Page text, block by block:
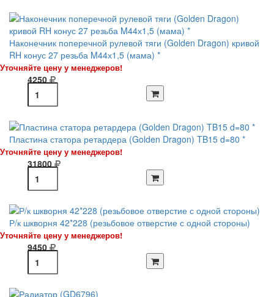
Наконечник поперечной рулевой тяги (Golden Dragon) кривой
RH конус 27 резьба M44х1,5 (мама) *
Уточняйте цену у менеджеров!
4250
Пластина статора ретардера (Golden Dragon) TB15 d=80 *
Уточняйте цену у менеджеров!
31800
Р/к шкворня 42*228 (резьбовое отверстие с одной стороны)
Уточняйте цену у менеджеров!
9450